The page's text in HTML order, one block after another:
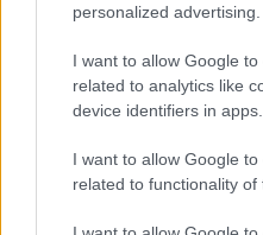
personalized advertising.
I want to allow Google
related to analytics like
device identifiers in apps.
I want to allow Google
related to functionality